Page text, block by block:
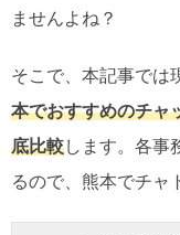
ませんよね？
そこで、本記事では
本でおすすめのチャ
底比較します。各事
るので、熊本でチャ